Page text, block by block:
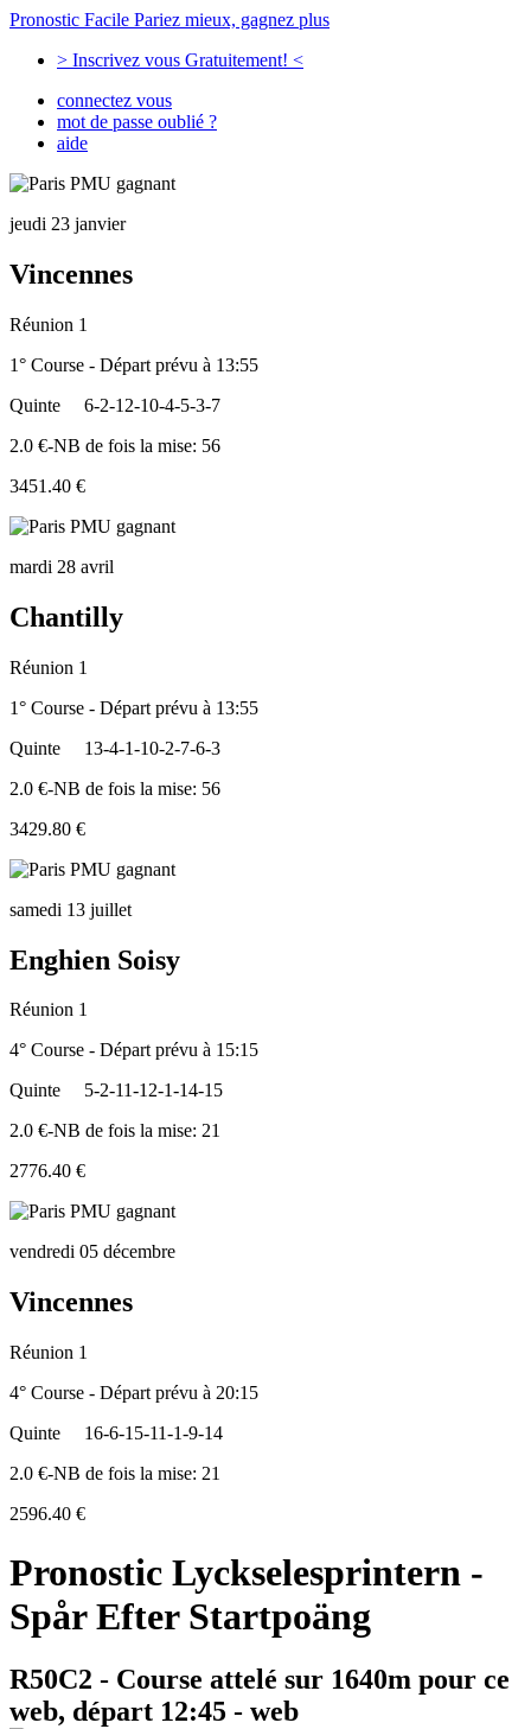
Pronostic Facile Pariez mieux, gagnez plus
> Inscrivez vous Gratuitement! <
connectez vous
mot de passe oublié ?
aide
jeudi 23 janvier
Vincennes
Réunion 1
1° Course - Départ prévu à 13:55
Quinte
6-2-12-10-4-5-3-7
2.0 €-NB de fois la mise: 56
3451.40 €
mardi 28 avril
Chantilly
Réunion 1
1° Course - Départ prévu à 13:55
Quinte
13-4-1-10-2-7-6-3
2.0 €-NB de fois la mise: 56
3429.80 €
samedi 13 juillet
Enghien Soisy
Réunion 1
4° Course - Départ prévu à 15:15
Quinte
5-2-11-12-1-14-15
2.0 €-NB de fois la mise: 21
2776.40 €
vendredi 05 décembre
Vincennes
Réunion 1
4° Course - Départ prévu à 20:15
Quinte
16-6-15-11-1-9-14
2.0 €-NB de fois la mise: 21
2596.40 €
Pronostic Lyckselesprintern -
Spår Efter Startpoäng
R50C2 - Course attelé sur 1640m pour ce
web, départ 12:45 - web